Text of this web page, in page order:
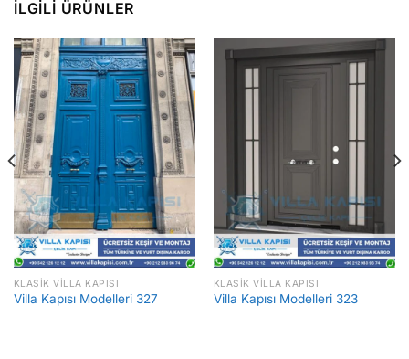
İLGILI ÜRÜNLER
KLASIK VILLA KAPISI
Villa Kapısı Modelleri 327
KLASIK VILLA KAPISI
Villa Kapısı Modelleri 323